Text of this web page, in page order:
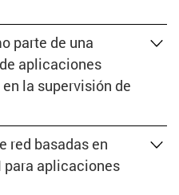
parte de una
aplicaciones
la supervisión de
red basadas en
para aplicaciones